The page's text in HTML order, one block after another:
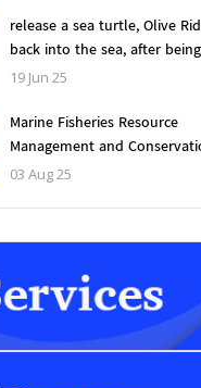
းဌာနသည်
းဖမ်းရာသီ
ာသီနှင့် ငါးမ
) ရက်စွဲပါ
အမှတ်
တ်ပြန်ခဲ့
release a sea turtle, Olive
back into the sea, after
and rescued alive in an
19 Jun 25
Marine Fisheries Resource
Management and
Workshop Held Myeik,
03 Aug 25